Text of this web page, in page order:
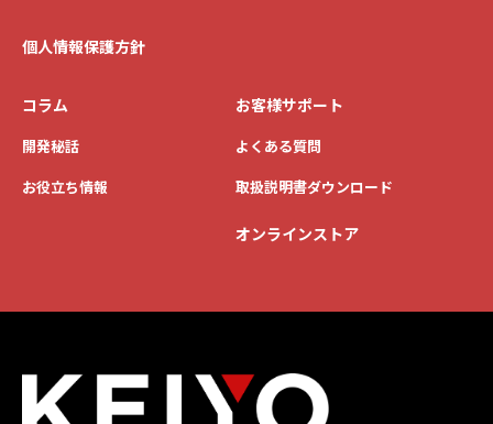
個人情報保護方針
コラム
開発秘話
お役立ち情報
お客様サポート
よくある質問
取扱説明書ダウンロード
オンラインストア